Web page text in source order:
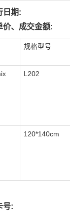
日期:
价、成交金额:
规格型号
L202
120*140cm
号: